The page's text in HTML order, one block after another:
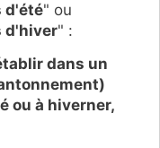
d'été" ou
d'hiver" :
dans un
ou à hiverner,